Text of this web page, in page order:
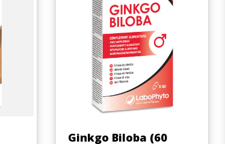
Vorschau
Ginkgo Biloba (60